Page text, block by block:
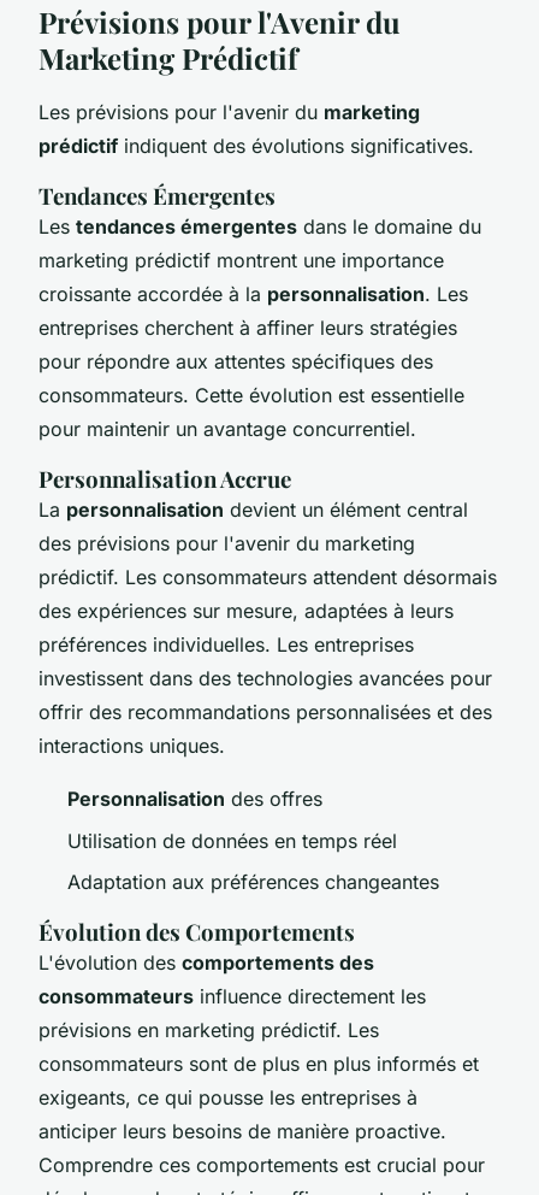
Prévisions pour l'Avenir du
Marketing Prédictif
Les prévisions pour l'avenir du marketing
prédictif indiquent des évolutions significatives.
Tendances Émergentes
Les tendances émergentes dans le domaine du
marketing prédictif montrent une importance
croissante accordée à la personnalisation. Les
entreprises cherchent à affiner leurs stratégies
pour répondre aux attentes spécifiques des
consommateurs. Cette évolution est essentielle
pour maintenir un avantage concurrentiel.
Personnalisation Accrue
La personnalisation devient un élément central
des prévisions pour l'avenir du marketing
prédictif. Les consommateurs attendent désormais
des expériences sur mesure, adaptées à leurs
préférences individuelles. Les entreprises
investissent dans des technologies avancées pour
offrir des recommandations personnalisées et des
interactions uniques.
Personnalisation des offres
Utilisation de données en temps réel
Adaptation aux préférences changeantes
Évolution des Comportements
L'évolution des comportements des
consommateurs influence directement les
prévisions en marketing prédictif. Les
consommateurs sont de plus en plus informés et
exigeants, ce qui pousse les entreprises à
anticiper leurs besoins de manière proactive.
Comprendre ces comportements est crucial pour